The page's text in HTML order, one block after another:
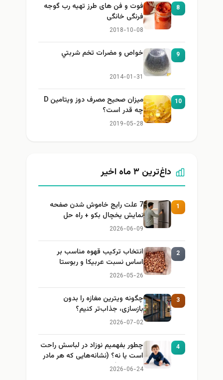
8
فوت و فن های طرز تهیه رب گوجه
فرنگی خانگی
2018-10-08
9 خواص و مضرات تخم شربتي
2014-01-31
10
میزان صحیح مصرف دوز ویتامین D
چه قدر است؟
2019-05-28
داغ‌ترین ۳ ماه اخیر
1
7 علت رایج خاموش شدن صفحه
نمایش یخچال بکو + راه حل
2026-06-09
2
انتخاب ترکیب قهوه مناسب بر
اساس نسبت عربیکا و ربوستا
2026-05-26
3
چگونه ویترین مغازه را بدون
بازسازی، جذاب‌تر کنیم؟
2026-07-02
4
چطور بفهمیم نوزاد در لباسش راحت
است یا نه؟ (نشانه‌هایی که هر مادر
باید بداند)
2026-06-24